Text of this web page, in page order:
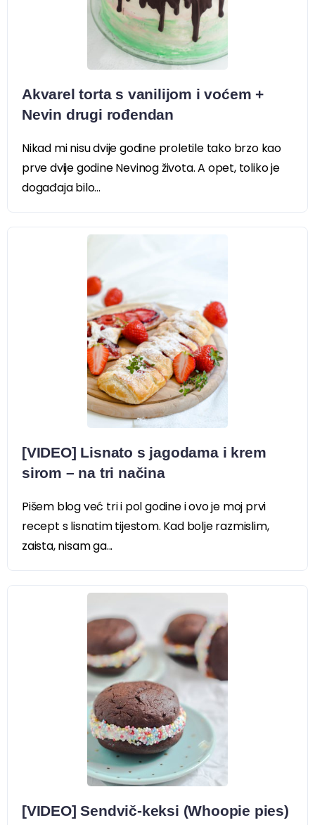
Akvarel torta s vanilijom i voćem +
Nevin drugi rođendan
Nikad mi nisu dvije godine proletile tako brzo kao
prve dvije godine Nevinog života. A opet, toliko je
događaja bilo...
[VIDEO] Lisnato s jagodama i krem
sirom – na tri načina
Pišem blog već tri i pol godine i ovo je moj prvi
recept s lisnatim tijestom. Kad bolje razmislim,
zaista, nisam ga...
[VIDEO] Sendvič-keksi (Whoopie pies)